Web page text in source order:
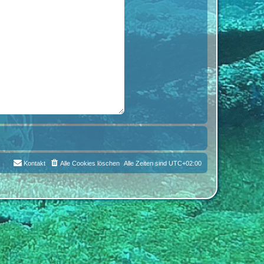
Alle Zeiten sind UTC+02:00
Alle Cookies löschen
Kontakt